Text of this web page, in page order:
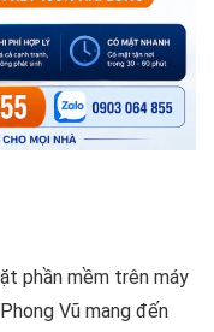
phần mềm trên máy
Vũ mang đến